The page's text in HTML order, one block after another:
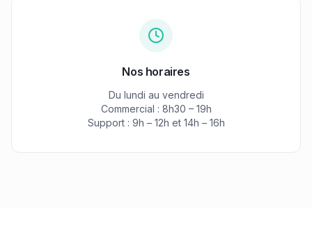
Nos horaires
Du lundi au vendredi
Commercial : 8h30 – 19h
Support : 9h – 12h et 14h – 16h